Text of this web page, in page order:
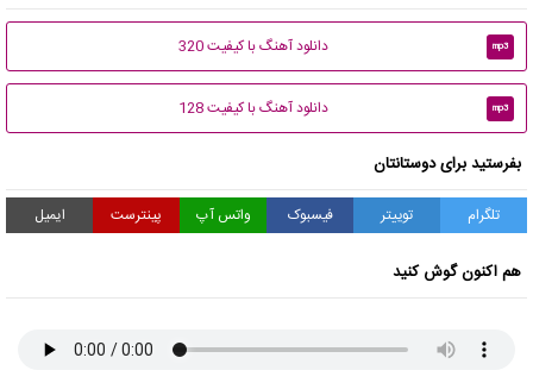
mp3 دانلود آهنگ با کیفیت 320
mp3 دانلود آهنگ با کیفیت 128
بفرستید برای دوستانتان
تلگرام توییتر فیسبوک واتس آپ پینترست ایمیل
هم اکنون گوش کنید